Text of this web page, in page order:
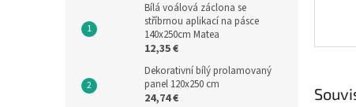
Bílá voálová záclona se
stříbrnou aplikací na pásce
140x250cm Matea
12,35 €
Dekorativní bílý prolamovaný
panel 120x250 cm
24,74 €